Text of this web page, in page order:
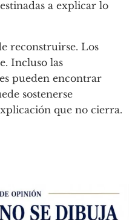
a explicar lo
reconstruirse. Los
Incluso las
pueden encontrar
sostenerse
que no cierra.